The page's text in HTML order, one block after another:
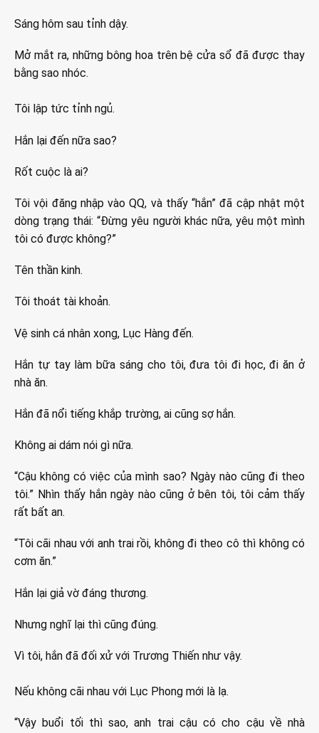
Sáng hôm sau tỉnh dậy.
Mở mắt ra, những bông hoa trên bệ cửa sổ đã được thay
bằng sao nhóc.
Tôi lập tức tỉnh ngủ.
Hắn lại đến nữa sao?
Rốt cuộc là ai?
Tôi vội đăng nhập vào QQ, và thấy “hắn” đã cập nhật một
dòng trạng thái: “Đừng yêu người khác nữa, yêu một mình
tôi có được không?”
Tên thần kinh.
Tôi thoát tài khoản.
Vệ sinh cá nhân xong, Lục Hàng đến.
Hắn tự tay làm bữa sáng cho tôi, đưa tôi đi học, đi ăn ở
nhà ăn.
Hắn đã nổi tiếng khắp trường, ai cũng sợ hắn.
Không ai dám nói gì nữa.
“Cậu không có việc của mình sao? Ngày nào cũng đi theo
tôi.” Nhìn thấy hắn ngày nào cũng ở bên tôi, tôi cảm thấy
rất bất an.
“Tôi cãi nhau với anh trai rồi, không đi theo cô thì không có
cơm ăn.”
Hắn lại giả vờ đáng thương.
Nhưng nghĩ lại thì cũng đúng.
Vì tôi, hắn đã đối xử với Trương Thiến như vậy.
Nếu không cãi nhau với Lục Phong mới là lạ.
“Vậy buổi tối thì sao, anh trai cậu có cho cậu về nhà